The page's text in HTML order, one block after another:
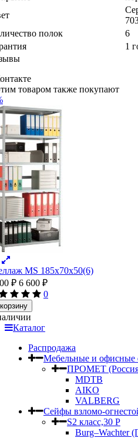
полок
6
1
товаром также покупают
MS 185х70х50(6)
₽ 6 600 ₽
0
Каталог
Распродажа
Мебельные и офисные
ПРОМЕТ
MDTB
AIKO
VALBERG
Сейфы взломо-
S2 класс,30 Р
Burg–Wachter